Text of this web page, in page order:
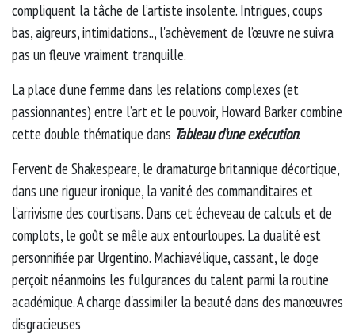
compliquent la tâche de l’artiste insolente. Intrigues, coups
bas, aigreurs, intimidations.., l'achèvement de l’œuvre ne suivra
pas un fleuve vraiment tranquille.
La place d’une femme dans les relations complexes (et
passionnantes) entre l’art et le pouvoir, Howard Barker combine
cette double thématique dans Tableau d’une exécution.
Fervent de Shakespeare, le dramaturge britannique décortique,
dans une rigueur ironique, la vanité des commanditaires et
l’arrivisme des courtisans. Dans cet écheveau de calculs et de
complots, le goût se mêle aux entourloupes. La dualité est
personnifiée par Urgentino. Machiavélique, cassant, le doge
perçoit néanmoins les fulgurances du talent parmi la routine
académique. A charge d'assimiler la beauté dans des manœuvres
disgracieuses